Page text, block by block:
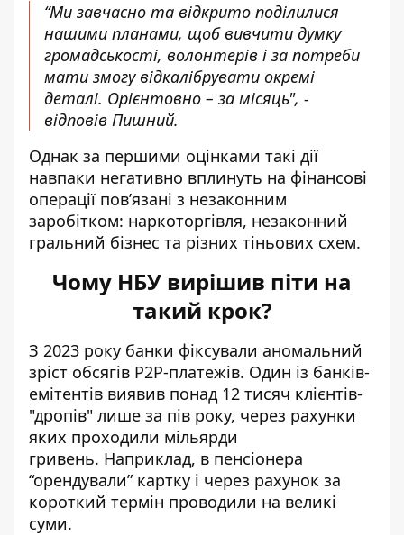
“Ми завчасно та відкрито поділилися
нашими планами, щоб вивчити думку
громадськості, волонтерів і за потреби
мати змогу відкалібрувати окремі
деталі. Орієнтовно – за місяць", -
відповів Пишний.
Однак за першими оцінками такі дії
навпаки негативно вплинуть на фінансові
операції пов’язані з незаконним
заробітком: наркоторгівля, незаконний
гральний бізнес та різних тіньових схем.
Чому НБУ вирішив піти на
такий крок?
З 2023 року банки фіксували аномальний
зріст обсягів P2P-платежів. Один із банків-
емітентів виявив понад 12 тисяч клієнтів-
"дропів" лише за пів року, через рахунки
яких проходили мільярди
гривень. Наприклад, в пенсіонера
“орендували” картку і через рахунок за
короткий термін проводили на великі
суми.